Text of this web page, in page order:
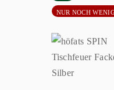
NUR NOCH